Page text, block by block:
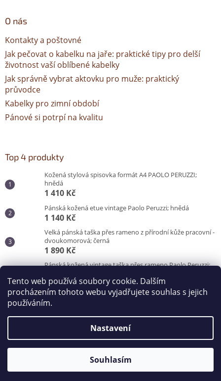
Tento web používá soubory cookie. Dalším
procházením tohoto webu vyjadřujete souhlas s jejich
používáním.
Nastavení
Souhlasím
O nás
Kontakty a poštovné
Jak pečovat o kabelku na jaře: praktické tipy pro delší
životnost vaší oblíbené kabelky
Jak správně vybrat aktovku pro muže: praktický
průvodce
Kabelky pro zimní období
Pánové si potrpí na kvalitu
Top 4 produkty
Kožená stylová spisovka formát A4 PAOLO PERUZZI;
hnědá
1 410 Kč
Pánská kožená etue vintage Paolo Peruzzi; hnědá
1 140 Kč
Velká pánská taška přes rameno z přírodní kůže pracovní -
dvoukomorová; černá
1 890 Kč
Pánská kožená vintage taška přes rameno Paolo Peruzzi;
3 100 Kč
Vytvořil Shoptet
Copyright 2026Kabelky od Hraběnky. Všechna práva
vyhrazena.